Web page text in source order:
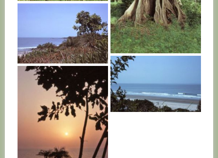
SENEGAL
SENEGAL